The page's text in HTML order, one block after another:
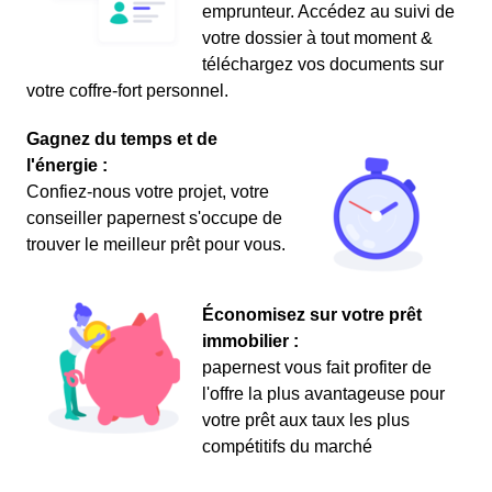
emprunteur. Accédez au suivi de
votre dossier à tout moment &
téléchargez vos documents sur
votre coffre-fort personnel.
Gagnez du temps et de
l'énergie :
Confiez-nous votre projet, votre
conseiller papernest s'occupe de
trouver le meilleur prêt pour vous.
Économisez sur votre prêt
immobilier :
papernest vous fait profiter de
l'offre la plus avantageuse pour
votre prêt aux taux les plus
compétitifs du marché